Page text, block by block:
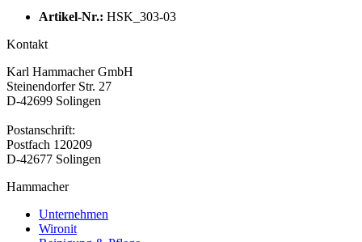
Artikel-Nr.: HSK_303-03
Kontakt
Karl Hammacher GmbH
Steinendorfer Str. 27
D-42699 Solingen
Postanschrift:
Postfach 120209
D-42677 Solingen
Hammacher
Unternehmen
Wironit